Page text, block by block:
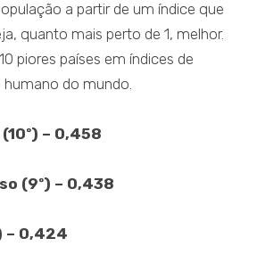
a partir de um índice que
quanto mais perto de 1, melhor.
piores países em índices de
do mundo.
– 0,458
(9º) – 0,438
– 0,424